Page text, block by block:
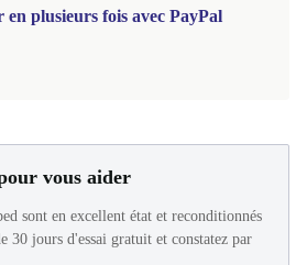
en plusieurs fois avec PayPal
vous aider
sont en excellent état et reconditionnés
30 jours d'essai gratuit et constatez par